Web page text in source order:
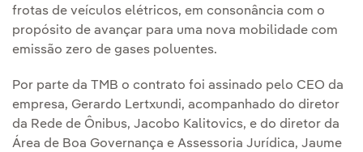
frotas de veículos elétricos, em consonância com o
propósito de avançar para uma nova mobilidade com
emissão zero de gases poluentes.
Por parte da TMB o contrato foi assinado pelo CEO da
empresa, Gerardo Lertxundi, acompanhado do diretor
da Rede de Ônibus, Jacobo Kalitovics, e do diretor da
Área de Boa Governança e Assessoria Jurídica, Jaume